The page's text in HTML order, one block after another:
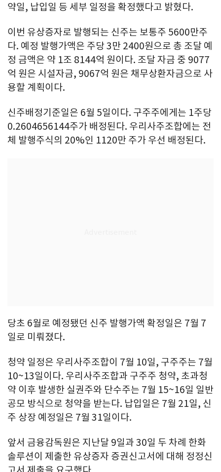
약일, 납입일 등 세부 일정을 확정했다고 밝혔다.
이번 유상증자로 발행되는 신주는 보통주 5600만주
다. 예정 발행가액은 주당 3만 2400원으로 총 조달 예
정 금액은 약 1조 8144억 원이다. 조달 자금 중 9077
억 원은 시설자금, 9067억 원은 채무상환자금으로 사
용할 계획이다.
신주배정기준일은 6월 5일이다. 구주주에게는 1주당
0.2604656144주가 배정된다. 우리사주조합에는 전
체 발행주식의 20%인 1120만 주가 우선 배정된다.
당초 6월로 예정됐던 신주 발행가액 확정일은 7월 7
일로 미뤄졌다.
청약 일정은 우리사주조합이 7월 10일, 구주주는 7월
10~13일이다. 우리사주조합과 구주주 청약, 초과청
약 이후 발생한 실권주와 단수주는 7월 15~16일 일반
공모 방식으로 청약을 받는다. 납입일은 7월 21일, 신
주 상장 예정일은 7월 31일이다.
앞서 금융감독원은 지난달 9일과 30일 두 차례 한화
솔루션이 제출한 유상증자 증권신고서에 대해 정정신